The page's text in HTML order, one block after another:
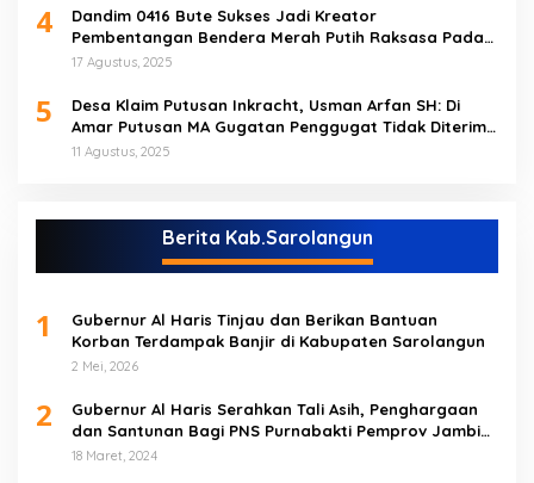
4
Dandim 0416 Bute Sukses Jadi Kreator
Pembentangan Bendera Merah Putih Raksasa Pada
Peringatan HUT RI ke 80 di Tebo
17 Agustus, 2025
5
Desa Klaim Putusan Inkracht, Usman Arfan SH: Di
Amar Putusan MA Gugatan Penggugat Tidak Diterima
(NO)
11 Agustus, 2025
Berita Kab.Sarolangun
1
Gubernur Al Haris Tinjau dan Berikan Bantuan
Korban Terdampak Banjir di Kabupaten Sarolangun
2 Mei, 2026
2
Gubernur Al Haris Serahkan Tali Asih, Penghargaan
dan Santunan Bagi PNS Purnabakti Pemprov Jambi
Yang Berada di Sarolangun
18 Maret, 2024